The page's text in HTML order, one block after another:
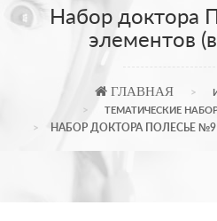
Набор доктора
элементов
ГЛАВНАЯ
ТЕМАТИЧЕСКИЕ
НАБОР ДОКТОРА ПОЛЕСЬЕ